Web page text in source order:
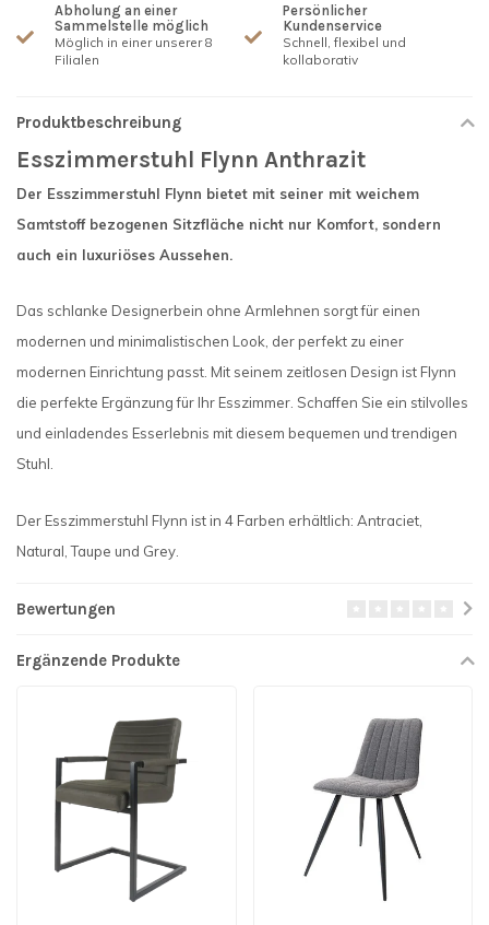
Abholung an einer
Sammelstelle möglich
Möglich in einer unserer 8
Filialen
Persönlicher
Kundenservice
Schnell, flexibel und
kollaborativ
Produktbeschreibung
Esszimmerstuhl Flynn Anthrazit
Der Esszimmerstuhl Flynn bietet mit seiner mit weichem
Samtstoff bezogenen Sitzfläche nicht nur Komfort, sondern
auch ein luxuriöses Aussehen.
Das schlanke Designerbein ohne Armlehnen sorgt für einen
modernen und minimalistischen Look, der perfekt zu einer
modernen Einrichtung passt. Mit seinem zeitlosen Design ist Flynn
die perfekte Ergänzung für Ihr Esszimmer. Schaffen Sie ein stilvolles
und einladendes Esserlebnis mit diesem bequemen und trendigen
Stuhl.
Der Esszimmerstuhl Flynn ist in 4 Farben erhältlich: Antraciet,
Natural, Taupe und Grey.
Bewertungen
Ergänzende Produkte